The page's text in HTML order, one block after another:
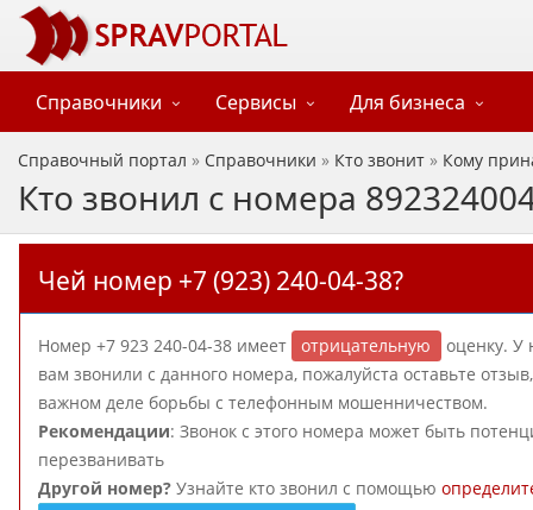
Справочники Сервисы Для бизнеса
Справочный портал » Справочники » Кто звонит » Кому
Кто звонил с номера
Чей номер +7 (923) 240-04-38?
Номер +7 923 240-04-38 имеет отрицательную
оценку. У
вам звонили с данного номера, пожалуйста оставьте
важном деле борьбы с телефонным мошенничеством.
Рекомендации: Звонок с этого номера может быть
перезванивать
Другой номер? Узнайте кто звонил с помощью